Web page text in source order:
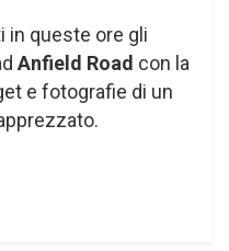
in queste ore gli
Anfield Road con la
e fotografie di un